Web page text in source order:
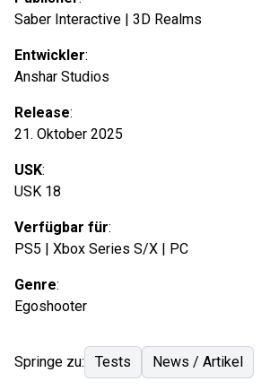
Saber Interactive | 3D Realms
Entwickler:
Anshar Studios
Release:
21. Oktober 2025
USK:
USK 18
Verfügbar für:
PS5 | Xbox Series S/X | PC
Genre:
Egoshooter
Springe zu: Tests News / Artikel